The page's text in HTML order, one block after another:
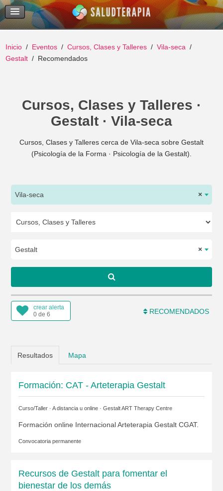
Temas Recientes
Buscar
Inicio Eventos Cursos, Clases y Talleres
Vila-seca
Gestalt
Recomendados
Cursos, Clases y Talleres ·
Gestalt · Vila-seca
Cursos, Clases y Talleres cerca de Vila-seca sobre Gestalt
(Psicología de la Forma · Psicología de la Gestalt).
×
Vila-seca
×
Gestalt
crear alerta
0 de 6
RECOMENDADOS
Resultados Mapa
Formación: CAT - Arteterapia Gestalt
Curso/Taller · A distancia u online · Gestalt ART Therapy Centre
Formación online Internacional Arteterapia Gestalt CGAT.
Convocatoria permanente
Recursos de Gestalt para fomentar el
bienestar de los demás